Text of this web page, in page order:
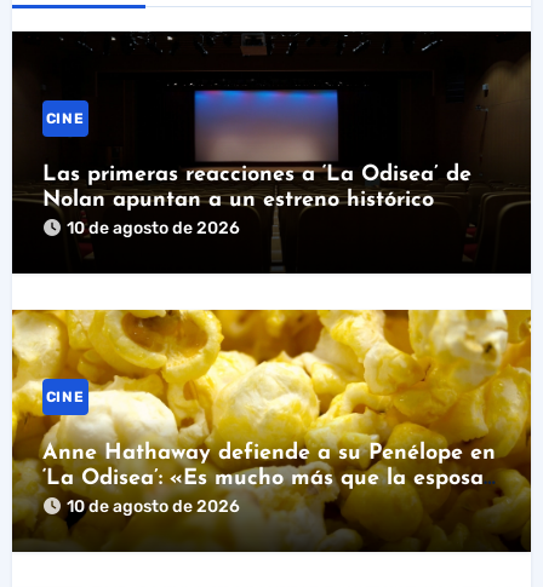
CINE
Las primeras reacciones a ‘La Odisea’ de
Nolan apuntan a un estreno histórico
10 de agosto de 2026
CINE
Anne Hathaway defiende a su Penélope en
‘La Odisea’: «Es mucho más que la esposa
fiel»10 de agosto de 2026